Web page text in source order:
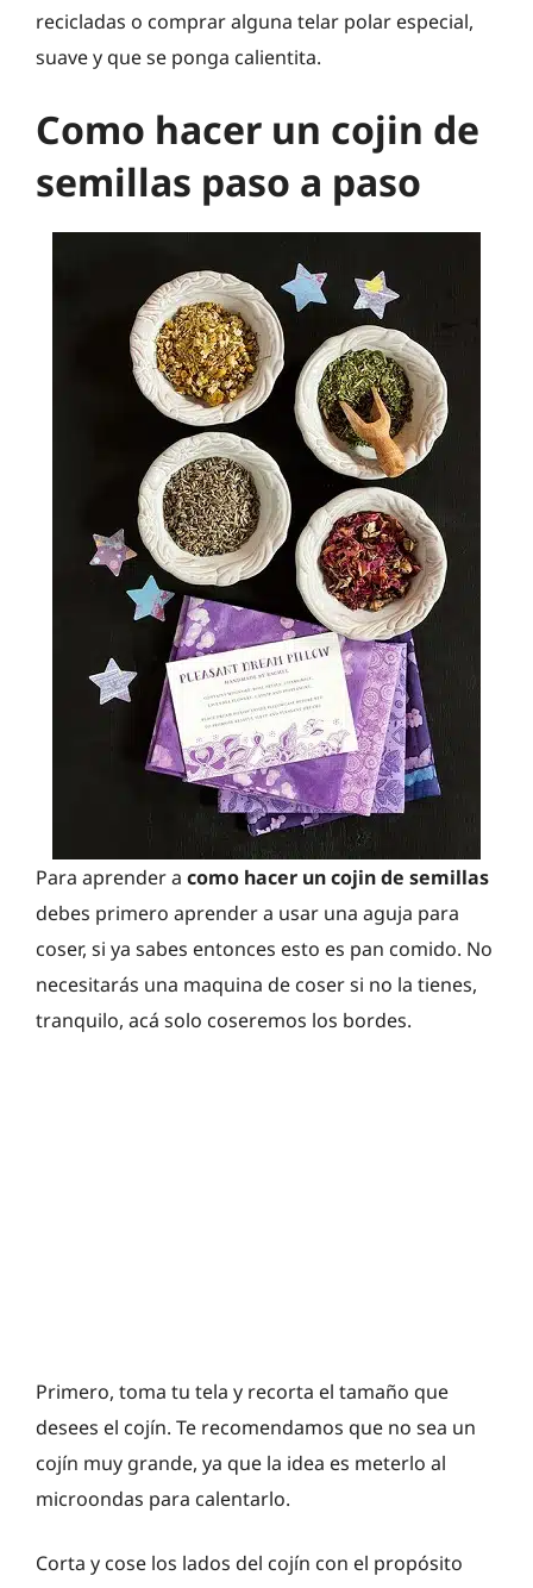
recicladas o comprar alguna telar polar especial,
suave y que se ponga calientita.
Como hacer un cojin de
semillas paso a paso
Para aprender a como hacer un cojin de semillas
debes primero aprender a usar una aguja para
coser, si ya sabes entonces esto es pan comido. No
necesitarás una maquina de coser si no la tienes,
tranquilo, acá solo coseremos los bordes.
Primero, toma tu tela y recorta el tamaño que
desees el cojín. Te recomendamos que no sea un
cojín muy grande, ya que la idea es meterlo al
microondas para calentarlo.
Corta y cose los lados del cojín con el propósito